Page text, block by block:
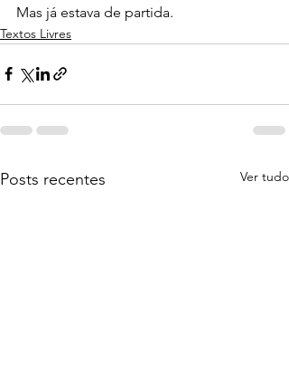
Mas já estava de partida.
Textos Livres
Posts recentes Ver tudo